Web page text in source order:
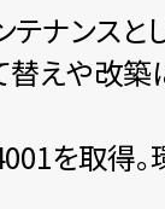
ナンスと
替えや改築
を取得。